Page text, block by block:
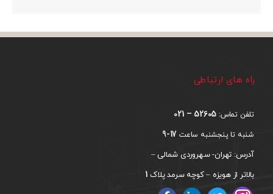
راه های ارتباطی
تلفن تماس: 52605 – 021
شنبه تا پنجشنبه ساعت 17-9
آدرس: تهران- سهروردی شمالی –
بالاتر از هویزه – کوچه سرمد پلاک 1